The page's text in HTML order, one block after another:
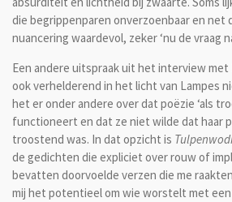
die begrippenparen onverzoenbaar en net
nuancering waardevol, zeker ‘nu de vraag
Een andere uitspraak uit het interview met
ook verhelderend in het licht van Lampes
het er onder andere over dat poëzie ‘als
functioneert en dat ze niet wilde dat haar
troostend was. In dat opzicht is
de gedichten die expliciet over rouw of
bevatten doorvoelde verzen die me
mij het potentieel om wie worstelt met